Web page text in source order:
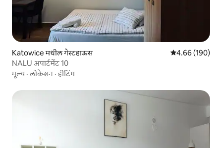
Katowice मधील गेस्टहाऊस 5 पैकी 4.66
4.66 (190)
NALU अपार्टमेंट 10
मूल्य·लोकेशन ·हीटिंग